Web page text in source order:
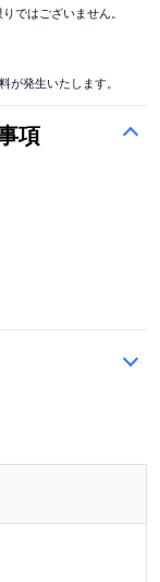
ではございません。
が発生いたします。
項